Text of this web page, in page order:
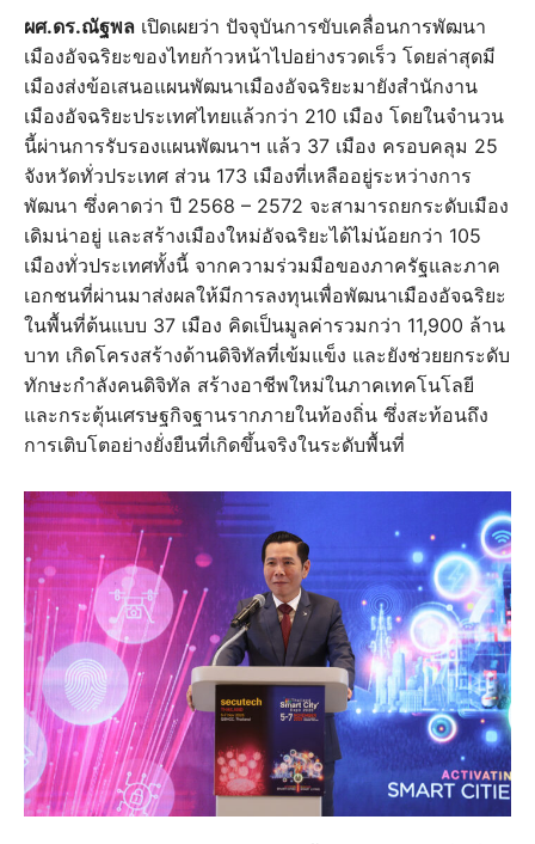
ผศ.ดร.ณัฐพล เปิดเผยว่า ปัจจุบันการขับเคลื่อนการพัฒนา
เมืองอัจฉริยะของไทยก้าวหน้าไปอย่างรวดเร็ว โดยล่าสุดมี
เมืองส่งข้อเสนอแผนพัฒนาเมืองอัจฉริยะมายังสำนักงาน
เมืองอัจฉริยะประเทศไทยแล้วกว่า 210 เมือง โดยในจำนวน
นี้ผ่านการรับรองแผนพัฒนาฯ แล้ว 37 เมือง ครอบคลุม 25
จังหวัดทั่วประเทศ ส่วน 173 เมืองที่เหลืออยู่ระหว่างการ
พัฒนา ซึ่งคาดว่า ปี 2568 – 2572 จะสามารถยกระดับเมือง
เดิมน่าอยู่ และสร้างเมืองใหม่อัจฉริยะได้ไม่น้อยกว่า 105
เมืองทั่วประเทศทั้งนี้ จากความร่วมมือของภาครัฐและภาค
เอกชนที่ผ่านมาส่งผลให้มีการลงทุนเพื่อพัฒนาเมืองอัจฉริยะ
ในพื้นที่ต้นแบบ 37 เมือง คิดเป็นมูลค่ารวมกว่า 11,900 ล้าน
บาท เกิดโครงสร้างด้านดิจิทัลที่เข้มแข็ง และยังช่วยยกระดับ
ทักษะกำลังคนดิจิทัล สร้างอาชีพใหม่ในภาคเทคโนโลยี
และกระตุ้นเศรษฐกิจฐานรากภายในท้องถิ่น ซึ่งสะท้อนถึง
การเติบโตอย่างยั่งยืนที่เกิดขึ้นจริงในระดับพื้นที่